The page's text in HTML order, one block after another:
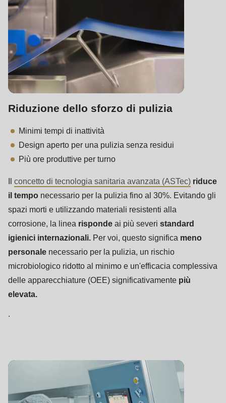
Riduzione dello sforzo di pulizia
Minimi tempi di inattività
Design aperto per una pulizia senza residui
Più ore produttive per turno
Il concetto di tecnologia sanitaria avanzata (ASTec) riduce
il tempo necessario per la pulizia fino al 30%. Evitando gli
spazi morti e utilizzando materiali resistenti alla
corrosione, la linea risponde ai più severi standard
igienici internazionali. Per voi, questo significa meno
personale necessario per la pulizia, un rischio
microbiologico ridotto al minimo e un'efficacia complessiva
delle apparecchiature (OEE) significativamente più
elevata.
.